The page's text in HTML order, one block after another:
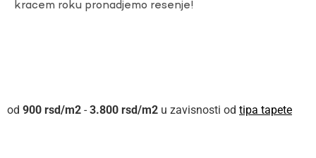
kracem roku pronadjemo resenje!
900 rsd - 3.800 rsd u zavisnosti od tipa tapete